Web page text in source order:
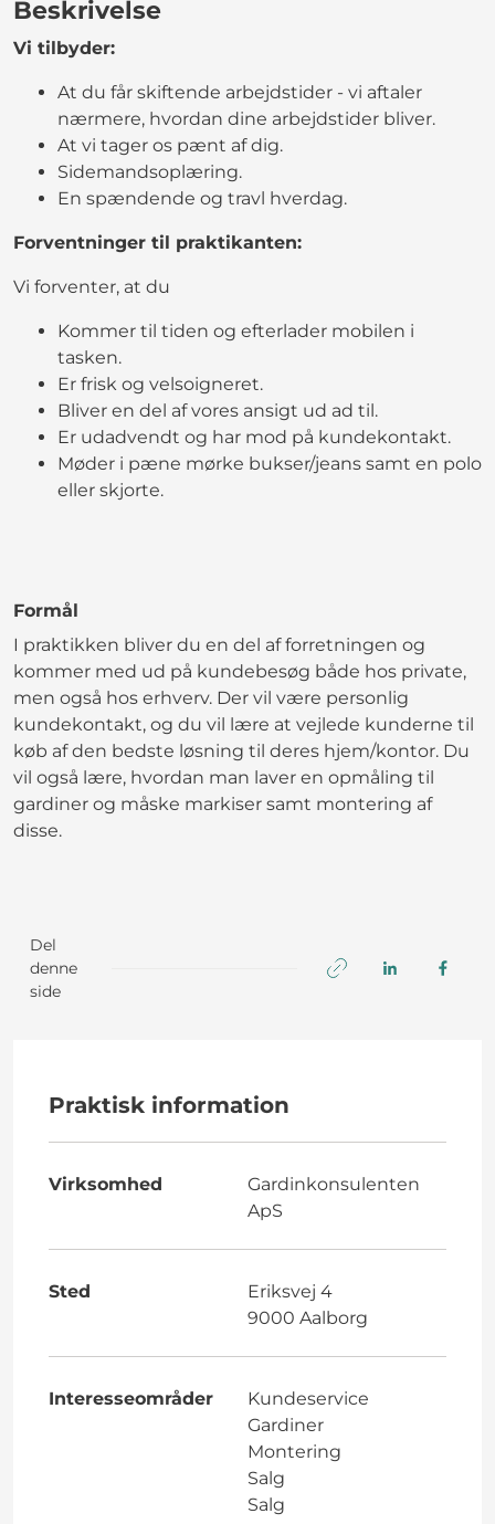
Beskrivelse
Vi tilbyder:
At du får skiftende arbejdstider - vi aftaler
nærmere, hvordan dine arbejdstider bliver.
At vi tager os pænt af dig.
Sidemandsoplæring.
En spændende og travl hverdag.
Forventninger til praktikanten:
Vi forventer, at du
Kommer til tiden og efterlader mobilen i
tasken.
Er frisk og velsoigneret.
Bliver en del af vores ansigt ud ad til.
Er udadvendt og har mod på kundekontakt.
Møder i pæne mørke bukser/jeans samt en polo
eller skjorte.
Formål
I praktikken bliver du en del af forretningen og
kommer med ud på kundebesøg både hos private,
men også hos erhverv. Der vil være personlig
kundekontakt, og du vil lære at vejlede kunderne til
køb af den bedste løsning til deres hjem/kontor. Du
vil også lære, hvordan man laver en opmåling til
gardiner og måske markiser samt montering af
disse.
Del
denne
side
Praktisk information
Virksomhed
Gardinkonsulenten
ApS
Sted
Eriksvej 4
9000 Aalborg
Interesseområder
Kundeservice
Gardiner
Montering
Salg
Salg